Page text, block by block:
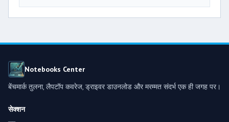
Notebooks Center
बेंचमार्क तुलना, लैपटॉप कवरेज, ड्राइवर डाउनलोड और मरम्मत संदर्भ एक ही जगह पर।
सेक्शन